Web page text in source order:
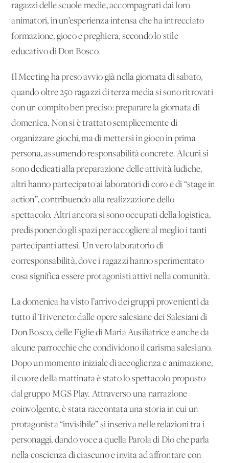
ragazzi delle scuole medie, accompagnati dai loro
animatori, in un’esperienza intensa che ha intrecciato
formazione, gioco e preghiera, secondo lo stile
educativo di Don Bosco.
Il Meeting ha preso avvio già nella giornata di sabato,
quando oltre 250 ragazzi di terza media si sono ritrovati
con un compito ben preciso: preparare la giornata di
domenica. Non si è trattato semplicemente di
organizzare giochi, ma di mettersi in gioco in prima
persona, assumendo responsabilità concrete. Alcuni si
sono dedicati alla preparazione delle attività ludiche,
altri hanno partecipato ai laboratori di coro e di “stage in
action”, contribuendo alla realizzazione dello
spettacolo. Altri ancora si sono occupati della logistica,
predisponendo gli spazi per accogliere al meglio i tanti
partecipanti attesi. Un vero laboratorio di
corresponsabilità, dove i ragazzi hanno sperimentato
cosa significa essere protagonisti attivi nella comunità.
La domenica ha visto l’arrivo dei gruppi provenienti da
tutto il Triveneto: dalle opere salesiane dei Salesiani di
Don Bosco, delle Figlie di Maria Ausiliatrice e anche da
alcune parrocchie che condividono il carisma salesiano.
Dopo un momento iniziale di accoglienza e animazione,
il cuore della mattinata è stato lo spettacolo proposto
dal gruppo MGS Play. Attraverso una narrazione
coinvolgente, è stata raccontata una storia in cui un
protagonista “invisibile” si inseriva nelle relazioni tra i
personaggi, dando voce a quella Parola di Dio che parla
nella coscienza di ciascuno e invita ad affrontare con